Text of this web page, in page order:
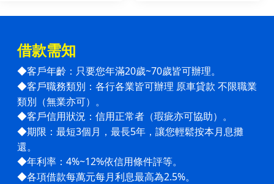
借款需知
◆客戶年齡：只要您年滿20歲~70歲皆可辦理。
◆客戶職務類別：各行各業皆可辦理 原車貸款 不限職業
類別（無業亦可）。
◆客戶信用狀況：信用正常者（瑕疵亦可協助）。
◆期限：最短3個月，最長5年，讓您輕鬆按本月息攤
還。
◆年利率：4%~12%依信用條件評等。
◆各項借款每萬元每月利息最高為2.5%。